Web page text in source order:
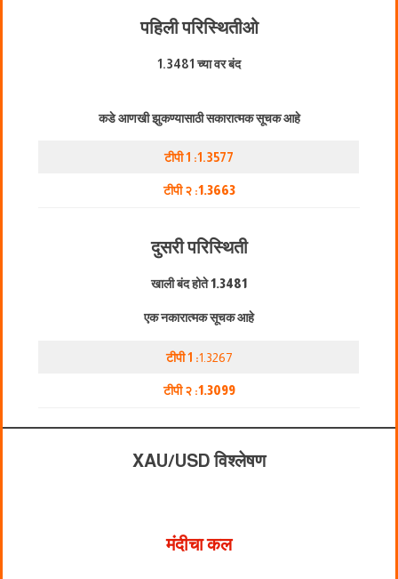
पहिली परिस्थितीओ
1.3481 च्या वर बंद
कडे आणखी झुकण्यासाठी सकारात्मक सूचक आहे
टीपी 1 :1.3577
टीपी २ :1.3663
दुसरी परिस्थिती
खाली बंद होते1.3481
एक नकारात्मक सूचक आहे
टीपी 1 :1.3267
टीपी २ :1.3099
XAU/USD विश्लेषण
मंदीचा कल